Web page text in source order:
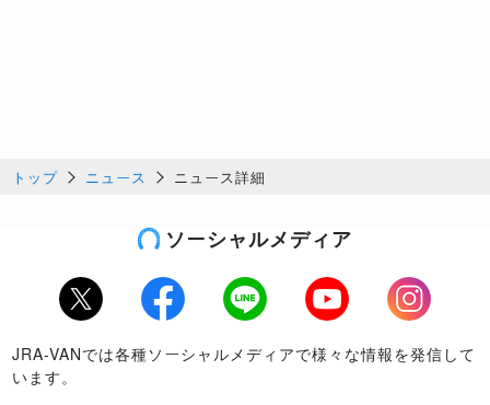
トップ ニュース ニュース詳細
ソーシャルメディア
Twitter Facebook LINE Youtube
Instagram
JRA-VANでは各種ソーシャルメディアで様々な情報を発信して
います。